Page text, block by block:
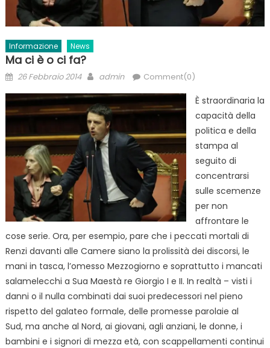
Informazione News
Ma ci è o ci fa?
Posted
26 Febbraio 2014 Author
admin Comment(0)
È straordinaria la
capacità della
politica e della
stampa al
seguito di
concentrarsi
sulle scemenze
per non
affrontare le
cose serie. Ora, per esempio, pare che i peccati mortali di
Renzi davanti alle Camere siano la prolissità dei discorsi, le
mani in tasca, l’omesso Mezzogiorno e soprattutto i mancati
salamelecchi a Sua Maestà re Giorgio I e II. In realtà – visti i
danni o il nulla combinati dai suoi predecessori nel pieno
rispetto del galateo formale, delle promesse parolaie al
Sud, ma anche al Nord, ai giovani, agli anziani, le donne, i
bambini e i signori di mezza età, con scappellamenti continui